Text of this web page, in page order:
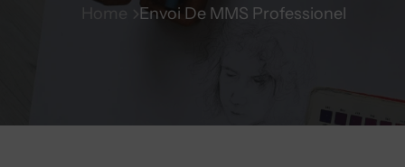
Home Envoi De MMS Professionel